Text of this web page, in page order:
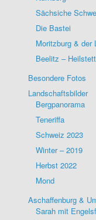
Sächsiche
Die Bastei
Moritzburg & der
Beelitz –
Besondere Fotos
Landschaftsbilder
Bergpanorama
Teneriffa
Schweiz 2023
Winter – 2019
Herbst 2022
Mond
Aschaffenburg &
Sarah mit